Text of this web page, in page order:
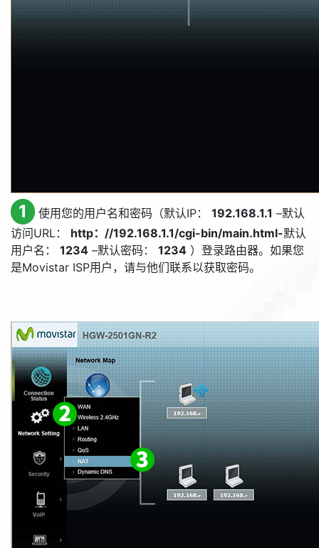
1 使用您的用户名和密码（默认IP： 192.168.1.1 –默认
访问URL： http：//192.168.1.1/cgi-bin/main.html-默认
用户名： 1234 –默认密码： 1234 ）登录路由器。如果您
是Movistar ISP用户，请与他们联系以获取密码。